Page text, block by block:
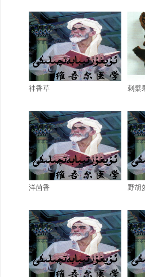
神香草 刺檗
洋茴香 野胡